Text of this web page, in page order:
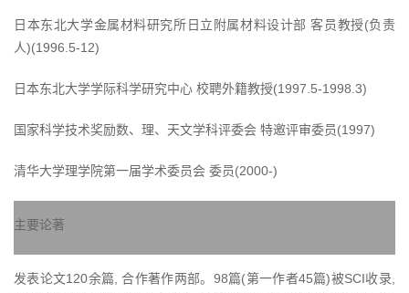
日本东北大学金属材料研究所日立附属材料设计部 客员教授(负责
人)(1996.5-12)
日本东北大学学际科学研究中心 校聘外籍教授(1997.5-1998.3)
国家科学技术奖励数、理、天文学科评委会 特邀评审委员(1997)
清华大学理学院第一届学术委员会 委员(2000-)
主要论著
发表论文120余篇, 合作著作两部。98篇(第一作者45篇)被SCI收录,